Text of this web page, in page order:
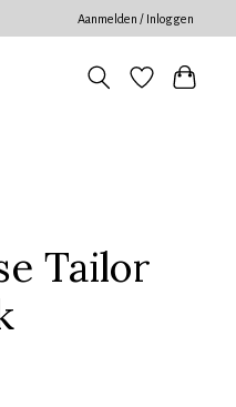
Aanmelden / Inloggen
Tailor